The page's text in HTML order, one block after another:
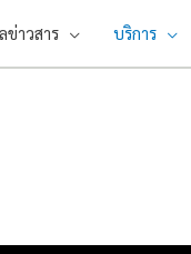
ข่าวสาร บริการ